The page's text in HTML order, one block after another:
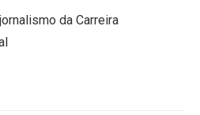
da Carreira